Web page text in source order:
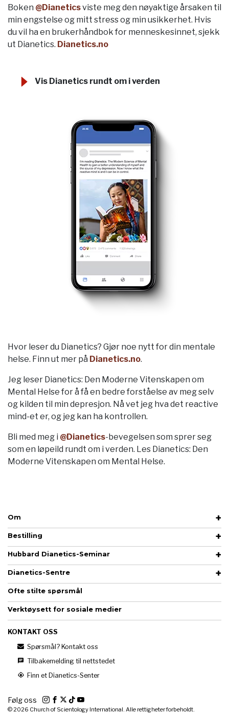
Boken @Dianeticsviste meg den nøyaktige årsaken til
min engstelse og mitt stress og min usikkerhet. Hvis
du vil ha en brukerhåndbok for menneskesinnet, sjekk
ut Dianetics. Dianetics.no
Vis Dianetics rundt om i verden
Hvor leser du Dianetics? Gjør noe nytt for din mentale
helse. Finn ut mer på Dianetics.no.
Jeg leser Dianetics: Den Moderne Vitenskapen om
Mental Helse for å få en bedre forståelse av meg selv
og kilden til min depresjon. Nå vet jeg hva det reactive
mind-et er, og jeg kan ha kontrollen.
Bli med meg i @Dianetics-bevegelsen som sprer seg
som en løpeild rundt om i verden. Les Dianetics: Den
Moderne Vitenskapen om Mental Helse.
Om
Bestilling
Hubbard Dianetics-Seminar
Dianetics-Sentre
Ofte stilte spørsmål
Verktøysett for sosiale medier
KONTAKT OSS
Spørsmål? Kontakt oss
Tilbakemelding til nettstedet
Finn et Dianetics-Senter
Følg oss
© 2026 Church of Scientology International. Alle rettigheter forbeholdt.